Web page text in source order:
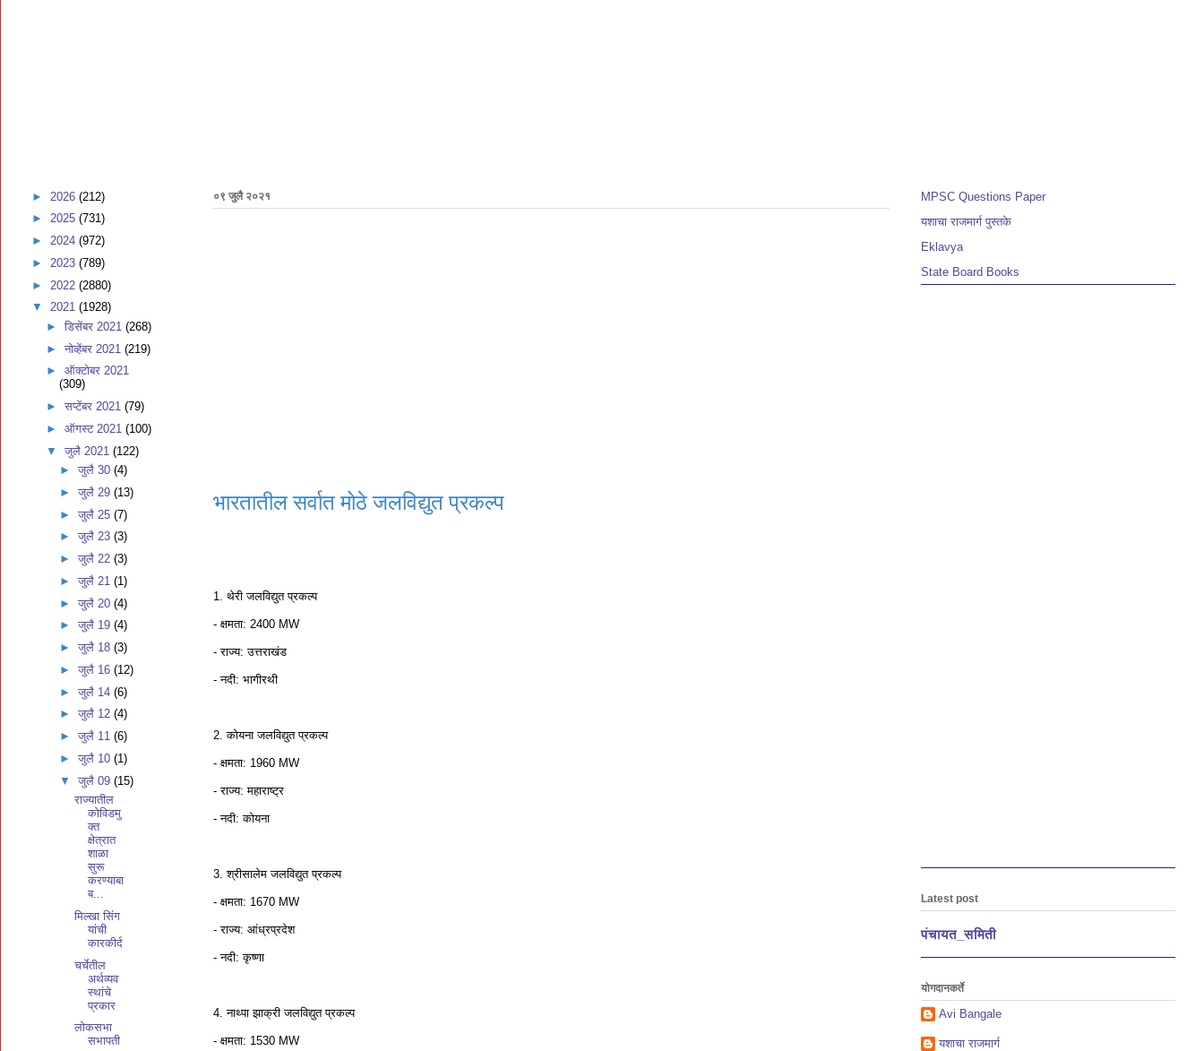
०९ जुलै २०२१
भारतातील सर्वात मोठे जलविद्युत प्रकल्प
1. थेरी जलविद्युत प्रकल्प
- क्षमता: 2400 MW
- राज्य: उत्तराखंड
- नदी: भागीरथी
2. कोयना जलविद्युत प्रकल्प
- क्षमता: 1960 MW
- राज्य: महाराष्ट्र
- नदी: कोयना
3. श्रीसालेम जलविद्युत प्रकल्प
- क्षमता: 1670 MW
- राज्य: आंध्रप्रदेश
- नदी: कृष्णा
4. नाथ्पा झाक्री जलविद्युत प्रकल्प
- क्षमता: 1530 MW
► 2026 (212)
► 2025 (731)
► 2024 (972)
► 2023 (789)
► 2022 (2880)
▼ 2021 (1928)
► डिसेंबर 2021 (268)
► नोव्हेंबर 2021 (219)
► ऑक्टोबर 2021
(309)
► सप्टेंबर 2021 (79)
► ऑगस्ट 2021 (100)
▼ जुलै 2021 (122)
►जुलै 30(4)
►जुलै 29(13)
►जुलै 25(7)
►जुलै 23(3)
►जुलै 22(3)
►जुलै 21(1)
►जुलै 20(4)
►जुलै 19(4)
►जुलै 18(3)
►जुलै 16(12)
►जुलै 14(6)
►जुलै 12(4)
►जुलै 11(6)
►जुलै 10(1)
▼जुलै 09(15)
राज्यातील
कोविडमु
क्त
क्षेत्रात
शाळा
सुरू
करण्याबा
ब...
मिल्खा सिंग
यांची
कारकीर्द
चर्चेतील
अर्थव्यव
स्थांचे
प्रकार
लोकसभा
सभापती
MPSC Questions Paper
यशाचा राजमार्ग पुस्तके
Eklavya
State Board Books
Latest post
पंचायत_समिती
योगदानकर्ते
Avi Bangale
यशाचा राजमार्ग